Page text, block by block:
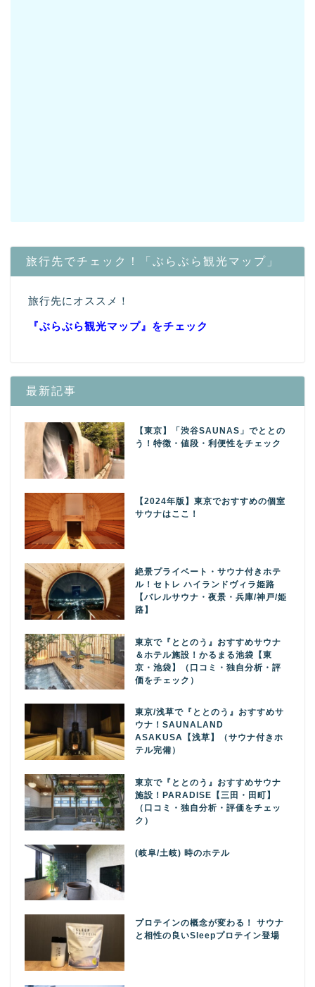
旅行先でチェック！「ぶらぶら観光マップ」
旅行先にオススメ！
『ぶらぶら観光マップ』 をチェック
最新記事
【東京】「渋谷SAUNAS」でととの
う！特徴・値段・利便性をチェック
【2024年版】東京でおすすめの個室
サウナはここ！
絶景プライベート・サウナ付きホテ
ル！セトレ ハイランドヴィラ姫路
【バレルサウナ・夜景・兵庫/神戸/姫
路】
東京で『ととのう』おすすめサウナ
＆ホテル施設！かるまる池袋【東
京・池袋】（口コミ・独自分析・評
価をチェック）
東京/浅草で『ととのう』おすすめサ
ウナ！SAUNALAND
ASAKUSA【浅草】（サウナ付きホ
テル完備）
東京で『ととのう』おすすめサウナ
施設！PARADISE【三田・田町】
（口コミ・独自分析・評価をチェッ
ク）
(岐阜/土岐) 時のホテル
プロテインの概念が変わる！ サウナ
と相性の良いSleepプロテイン登場